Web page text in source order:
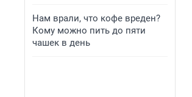
Нам врали, что кофе вреден?
Кому можно пить до пяти
чашек в день